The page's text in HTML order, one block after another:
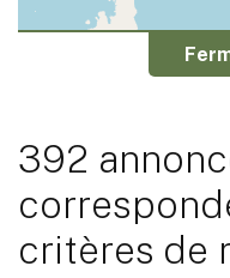
392
critères de